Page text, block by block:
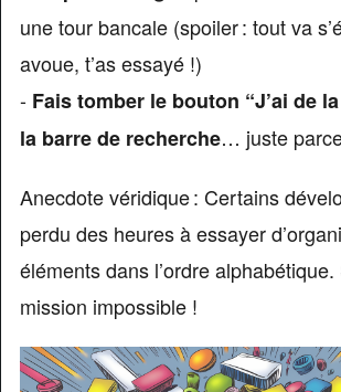
une tour bancale (spoiler : tout va
avoue, t’as essayé !)
- Fais tomber le bouton “J’ai de
la barre de recherche… juste
Anecdote véridique : Certains
perdu des heures à essayer
éléments dans l’ordre alphabétique.
mission impossible !